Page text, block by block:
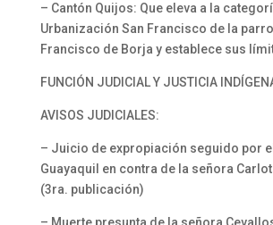
– Cantón Quijos: Que eleva a la
Urbanización San Francisco de la
Francisco de Borja y establece sus
FUNCIÓN JUDICIAL Y JUSTICIA
AVISOS JUDICIALES:
– Juicio de expropiación seguido por
Guayaquil en contra de la señora
(3ra. publicación)